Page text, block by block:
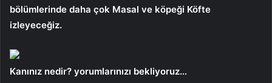
bölümlerinde daha çok Masal ve köpeği Köfte
izleyeceğiz.
Kanınız nedir? yorumlarınızı bekliyoruz…